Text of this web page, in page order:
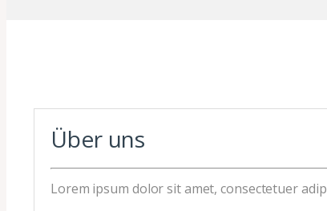
Über uns
Lorem ipsum dolor sit amet, consectetuer